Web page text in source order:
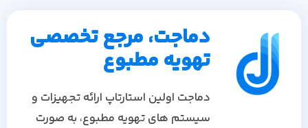
دماجت، مرجع تخصصی
تهویه مطبوع
دماجت اولین استارتاپ ارائه تجهیزات و
سیستم های تهویه مطبوع، به صورت